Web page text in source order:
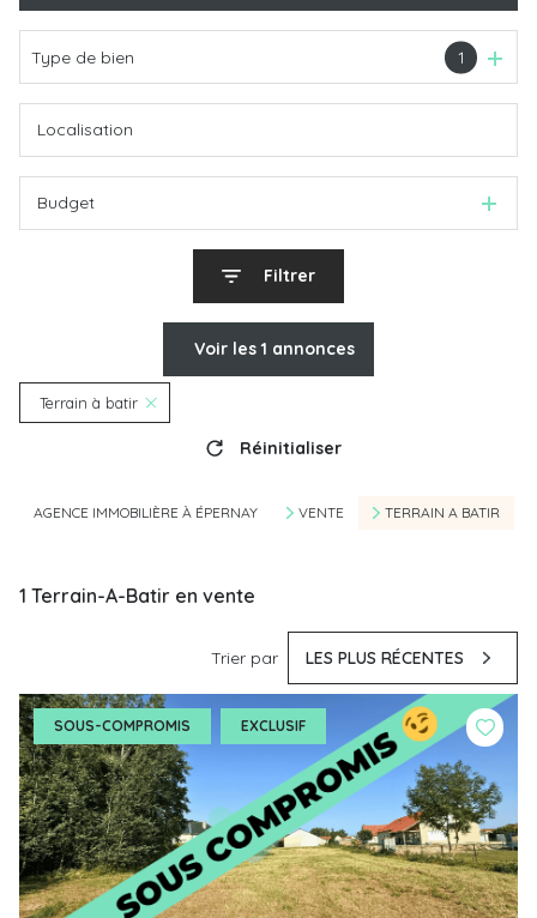
Type de bien 1
Budget
Filtrer
Voir les 1 annonces
Terrain à batir
Réinitialiser
AGENCE IMMOBILIÈRE À ÉPERNAY VENTE TERRAIN A BATIR
1 Terrain-A-Batir en vente
Trier par LES PLUS RÉCENTES
SOUS-COMPROMIS EXCLUSIF